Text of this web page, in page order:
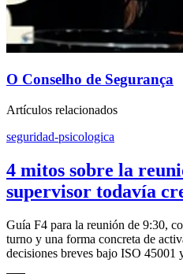
O Conselho de Segurança
Artículos relacionados
seguridad-psicologica
4 mitos sobre la
supervisor todavía
Guía F4 para la reunión de 9:30,
turno y una forma concreta de
decisiones breves bajo ISO 45001